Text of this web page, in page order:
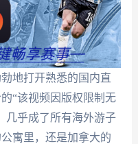
地打开熟悉的国内直
“该视频因版权限制无
几乎成了所有海外游子
寓里，还是加拿大的